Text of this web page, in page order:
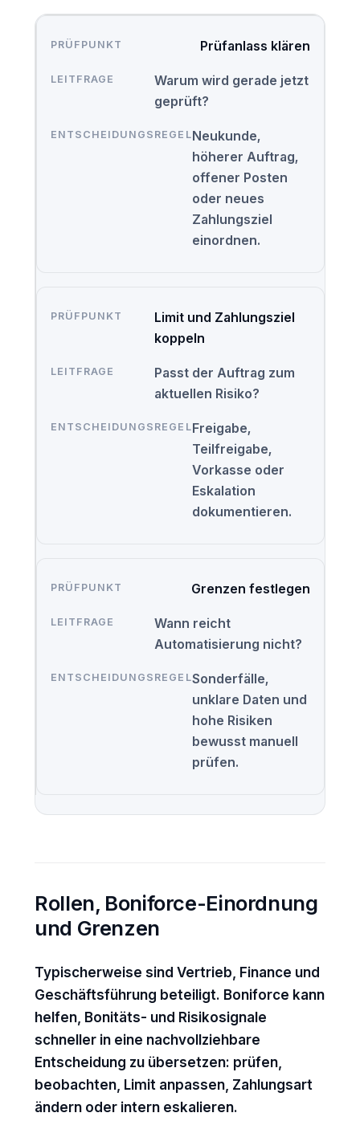
Prüfanlass klären
Warum wird gerade jetzt
geprüft?
Neukunde,
höherer Auftrag,
offener Posten
oder neues
Zahlungsziel
einordnen.
Limit und Zahlungsziel
koppeln
Passt der Auftrag zum
aktuellen Risiko?
Freigabe,
Teilfreigabe,
Vorkasse oder
Eskalation
dokumentieren.
Grenzen festlegen
Wann reicht
Automatisierung nicht?
Sonderfälle,
unklare Daten und
hohe Risiken
bewusst manuell
prüfen.
Rollen, Boniforce-Einordnung
und Grenzen
Typischerweise sind Vertrieb, Finance und
Geschäftsführung beteiligt. Boniforce kann
helfen, Bonitäts- und Risikosignale
schneller in eine nachvollziehbare
Entscheidung zu übersetzen: prüfen,
beobachten, Limit anpassen, Zahlungsart
ändern oder intern eskalieren.